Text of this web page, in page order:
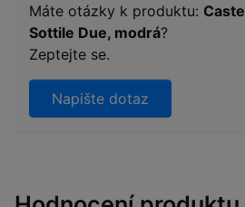
Máte otázky k produktu:
Sottile Due, modrá?
Zeptejte se.
Napište dotaz